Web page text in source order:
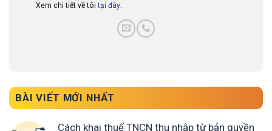
Xem chi tiết về tôitại đây.
BÀI VIẾT MỚI NHẤT
Cách khai thuế TNCN thu nhập từ bản quyền